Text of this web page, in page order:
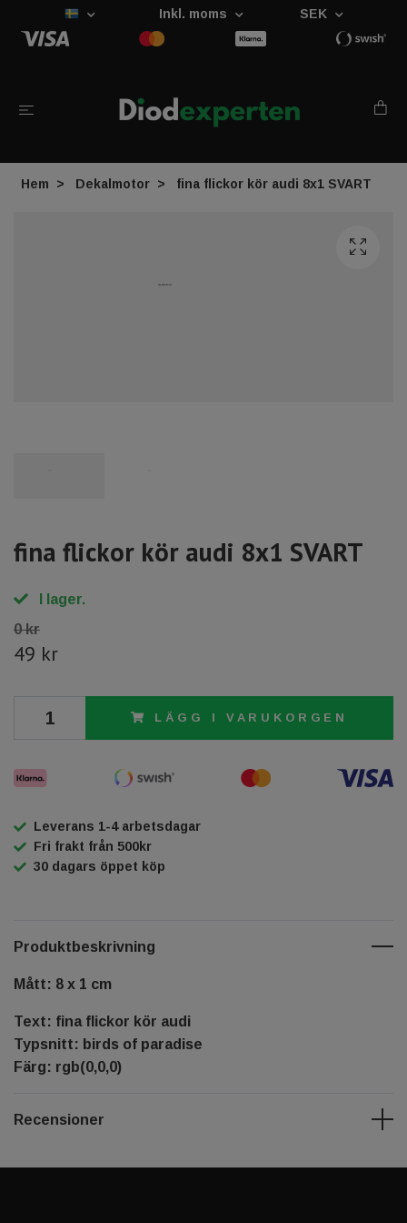
Inkl. moms SEK
Hem Dekalmotor fina flickor kör audi 8x1 SVART
fina flickor kör audi 8x1 SVART
I lager.
0 kr
49 kr
LÄGG I VARUKORGEN
Leverans 1-4 arbetsdagar
Fri frakt från 500kr
30 dagars öppet köp
Produktbeskrivning
Mått: 8 x 1 cm
Text: fina flickor kör audi
Typsnitt: birds of paradise
Färg: rgb(0,0,0)
Recensioner